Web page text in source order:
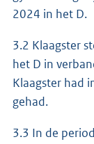
2024 in het D.
3.2 Klaagster
het D in
Klaagster had
gehad.
3.3 In de